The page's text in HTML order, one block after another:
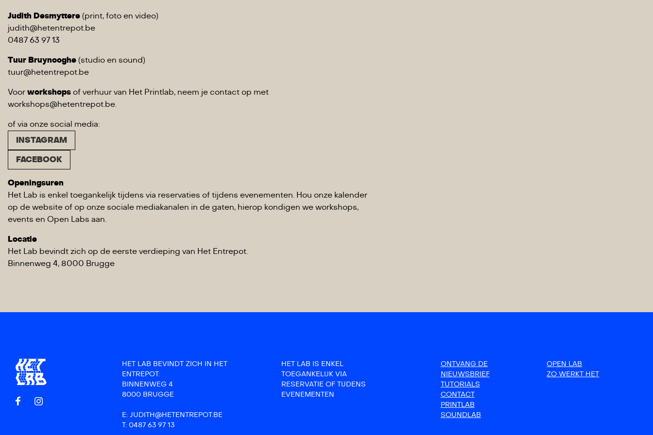
Judith Desmyttere (print, foto en video)
judith@hetentrepot.be
0487 63 97 13
Tuur Bruynooghe (studio en sound)
tuur@hetentrepot.be
Voor workshops of verhuur van Het Printlab, neem je contact op met
workshops@hetentrepot.be.
of via onze social media:
INSTAGRAM
FACEBOOK
Openingsuren
Het Lab is enkel toegankelijk tijdens via reservaties of tijdens evenementen. Hou onze kalender
op de website of op onze sociale mediakanalen in de gaten, hierop kondigen we workshops,
events en Open Labs aan.
Locatie
Het Lab bevindt zich op de eerste verdieping van Het Entrepot.
Binnenweg 4, 8000 Brugge
HET LAB BEVINDT ZICH IN HET
ENTREPOT:
BINNENWEG 4
8000 BRUGGE
E: JUDITH@HETENTREPOT.BE
T: 0487 63 97 13
HET LAB IS ENKEL
TOEGANKELIJK VIA
RESERVATIE OF TIJDENS
EVENEMENTEN
ONTVANG DE
NIEUWSBRIEF
TUTORIALS
CONTACT
PRINTLAB
SOUNDLAB
OPEN LAB
ZO WERKT HET